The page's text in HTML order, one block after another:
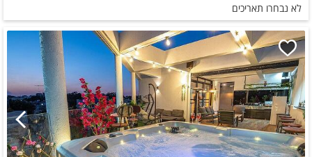
לא נבחרו תאריכים